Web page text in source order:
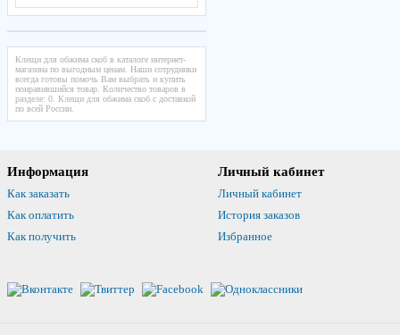
Клещи для обжима скоб в каталоге интернет-
магазина по выгодным ценам. Наши сотрудники
всегда готовы помочь Вам выбрать и купить
понравившийся товар. Количество товаров в
разделе: 0. Клещи для обжима скоб с доставкой
по всей России.
Информация
Как заказать
Как оплатить
Как получить
Личный кабинет
Личный кабинет
История заказов
Избранное